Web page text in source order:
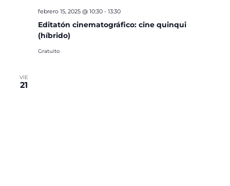
Editatón cinematográfico: cine quinqui
(híbrido)
febrero 15, 2025 @ 10:30- 13:30
Gratuito
VIE
21